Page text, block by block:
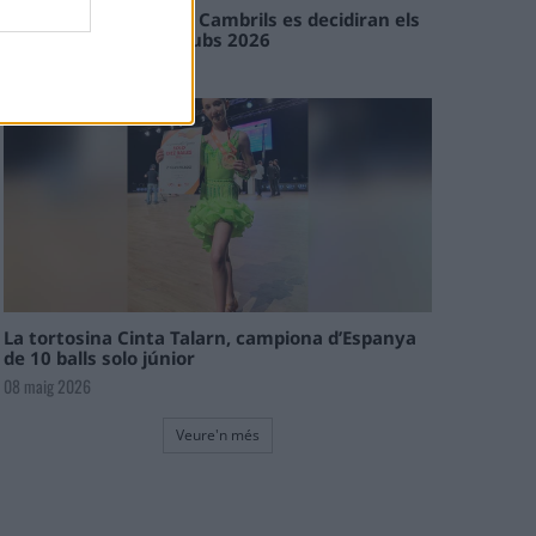
En les tirades de Flix i Cambrils es decidiran els
campions de l’Interclubs 2026
La tortosina Cinta Talarn, campiona d’Espanya
de 10 balls solo júnior
08 maig 2026
Veure'n més